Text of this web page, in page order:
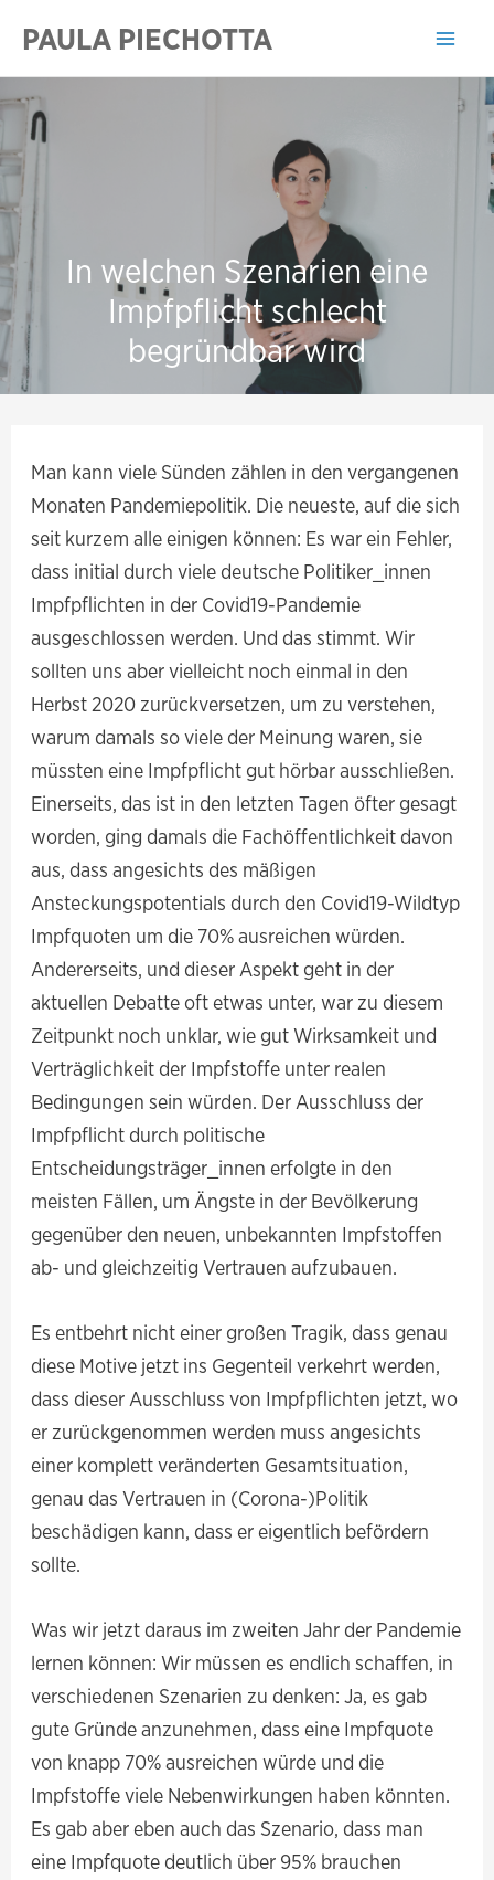
Inhalt
springen
PAULA PIECHOTTA
In welchen Szenarien eine
Impfpflicht schlecht
begründbar wird
Man kann viele Sünden zählen in den vergangenen
Monaten Pandemiepolitik. Die neueste, auf die sich
seit kurzem alle einigen können: Es war ein Fehler,
dass initial durch viele deutsche Politiker_innen
Impfpflichten in der Covid19-Pandemie
ausgeschlossen werden. Und das stimmt. Wir
sollten uns aber vielleicht noch einmal in den
Herbst 2020 zurückversetzen, um zu verstehen,
warum damals so viele der Meinung waren, sie
müssten eine Impfpflicht gut hörbar ausschließen.
Einerseits, das ist in den letzten Tagen öfter gesagt
worden, ging damals die Fachöffentlichkeit davon
aus, dass angesichts des mäßigen
Ansteckungspotentials durch den Covid19-Wildtyp
Impfquoten um die 70% ausreichen würden.
Andererseits, und dieser Aspekt geht in der
aktuellen Debatte oft etwas unter, war zu diesem
Zeitpunkt noch unklar, wie gut Wirksamkeit und
Verträglichkeit der Impfstoffe unter realen
Bedingungen sein würden. Der Ausschluss der
Impfpflicht durch politische
Entscheidungsträger_innen erfolgte in den
meisten Fällen, um Ängste in der Bevölkerung
gegenüber den neuen, unbekannten Impfstoffen
ab- und gleichzeitig Vertrauen aufzubauen.
Es entbehrt nicht einer großen Tragik, dass genau
diese Motive jetzt ins Gegenteil verkehrt werden,
dass dieser Ausschluss von Impfpflichten jetzt, wo
er zurückgenommen werden muss angesichts
einer komplett veränderten Gesamtsituation,
genau das Vertrauen in (Corona-)Politik
beschädigen kann, dass er eigentlich befördern
sollte.
Was wir jetzt daraus im zweiten Jahr der Pandemie
lernen können: Wir müssen es endlich schaffen, in
verschiedenen Szenarien zu denken: Ja, es gab
gute Gründe anzunehmen, dass eine Impfquote
von knapp 70% ausreichen würde und die
Impfstoffe viele Nebenwirkungen haben könnten.
Es gab aber eben auch das Szenario, dass man
eine Impfquote deutlich über 95% brauchen